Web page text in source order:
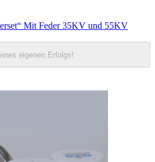
Mit Feder 35KV und 55KV
eigenen Erfolgs!